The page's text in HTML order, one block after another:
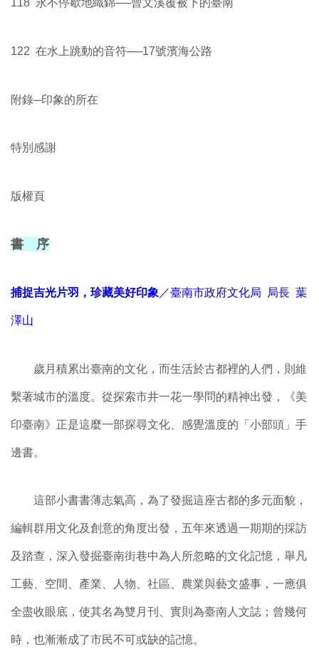
118 永不停歇地織錦──曾文溪覆被下的臺南
122 在水上跳動的音符──17號濱海公路
附錄─印象的所在
特別感謝
版權頁
書 序
捕捉吉光片羽，珍藏美好印象 ／臺南市政府文化局 局長 葉
澤山
歲月積累出臺南的文化，而生活於古都裡的人們，則維
繫著城市的溫度。從探索市井一花一學問的精神出發，《美
印臺南》正是這麼一部探尋文化、感覺溫度的「小部頭」手
邊書。
這部小書書薄志氣高，為了發掘這座古都的多元面貌，
編輯群用文化及創意的角度出發，五年來透過一期期的採訪
及踏查，深入發掘臺南街巷中為人所忽略的文化記憶，舉凡
工藝、空間、產業、人物、社區、農業與藝文盛事，一應俱
全盡收眼底，使其名為雙月刊、實則為臺南人文誌；曾幾何
時，也漸漸成了市民不可或缺的記憶。